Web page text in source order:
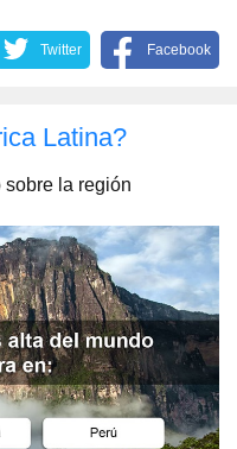
Twitter Facebook
Latina?
sobre la región